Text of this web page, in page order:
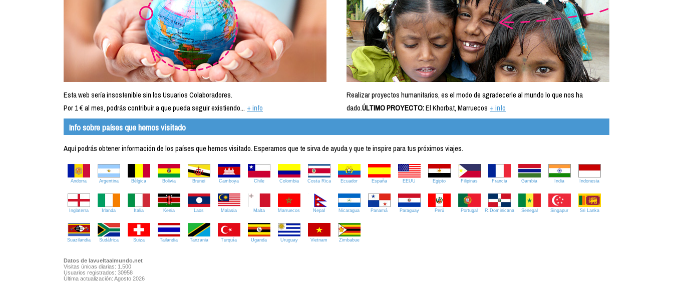
Esta web sería insostenible sin los Usuarios Colaboradores.
Por 1 € al mes, podrás contribuir a que pueda seguir existiendo... + info
Realizar proyectos humanitarios, es el modo de agradecerle al mundo lo que nos ha
dado.ÚLTIMO PROYECTO:El Khorbat, Marruecos + info
Info sobre países que hemos visitado
Aquí podrás obtener información de los países que hemos visitado. Esperamos que te sirva de ayuda y que te inspire para tus próximos viajes.
Andorra Argentina Bélgica Bolivia Brunei Camboya Chile Colombia Costa Rica Ecuador España EEUU Egipto Filipinas Francia Gambia India Indonesia
Inglaterra Irlanda Italia Kenia Laos Malasia Malta Marruecos Nepal Nicaragua Panamá Paraguay Perú Portugal R.Dominicana Senegal Singapur Sri Lanka
Suazilandia Sudáfrica Suiza Tailandia Tanzania Turquía Uganda Uruguay Vietnam Zimbabue
Datos de lavueltaalmundo.net
Visitas únicas diarias: 1.500
Usuarios registrados: 30958
Última actualización: Agosto 2026